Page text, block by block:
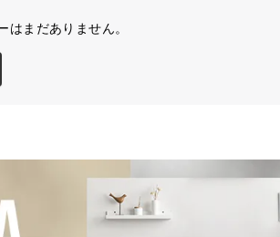
緩やかなカーブを施しました。背中にフ
ます。
はまだありません。